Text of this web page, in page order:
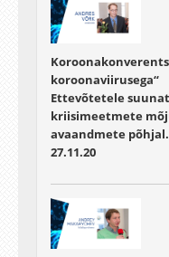
koroonaviirusega“
Ettevõtetele
kriisimeetmete
avaandmete
27.11.20